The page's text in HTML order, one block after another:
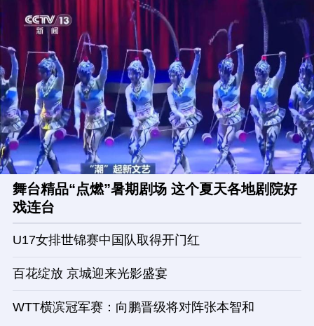
舞台精品“点燃”暑期剧场 这个夏天各地剧院好
戏连台
U17女排世锦赛中国队取得开门红
百花绽放 京城迎来光影盛宴
WTT横滨冠军赛：向鹏晋级将对阵张本智和